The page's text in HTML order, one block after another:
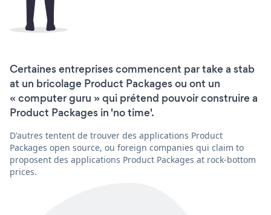
Certaines entreprises commencent par take a stab
at un bricolage Product Packages ou ont un
« computer guru » qui prétend pouvoir construire a
Product Packages in 'no time'.
D'autres tentent de trouver des applications Product
Packages open source, ou foreign companies qui claim to
proposent des applications Product Packages at rock-bottom
prices.